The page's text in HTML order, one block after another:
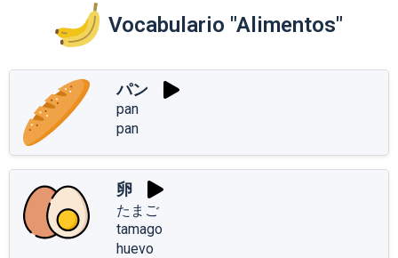
Vocabulario "Alimentos"
パン
pan
pan
卵
たまご
tamago
huevo